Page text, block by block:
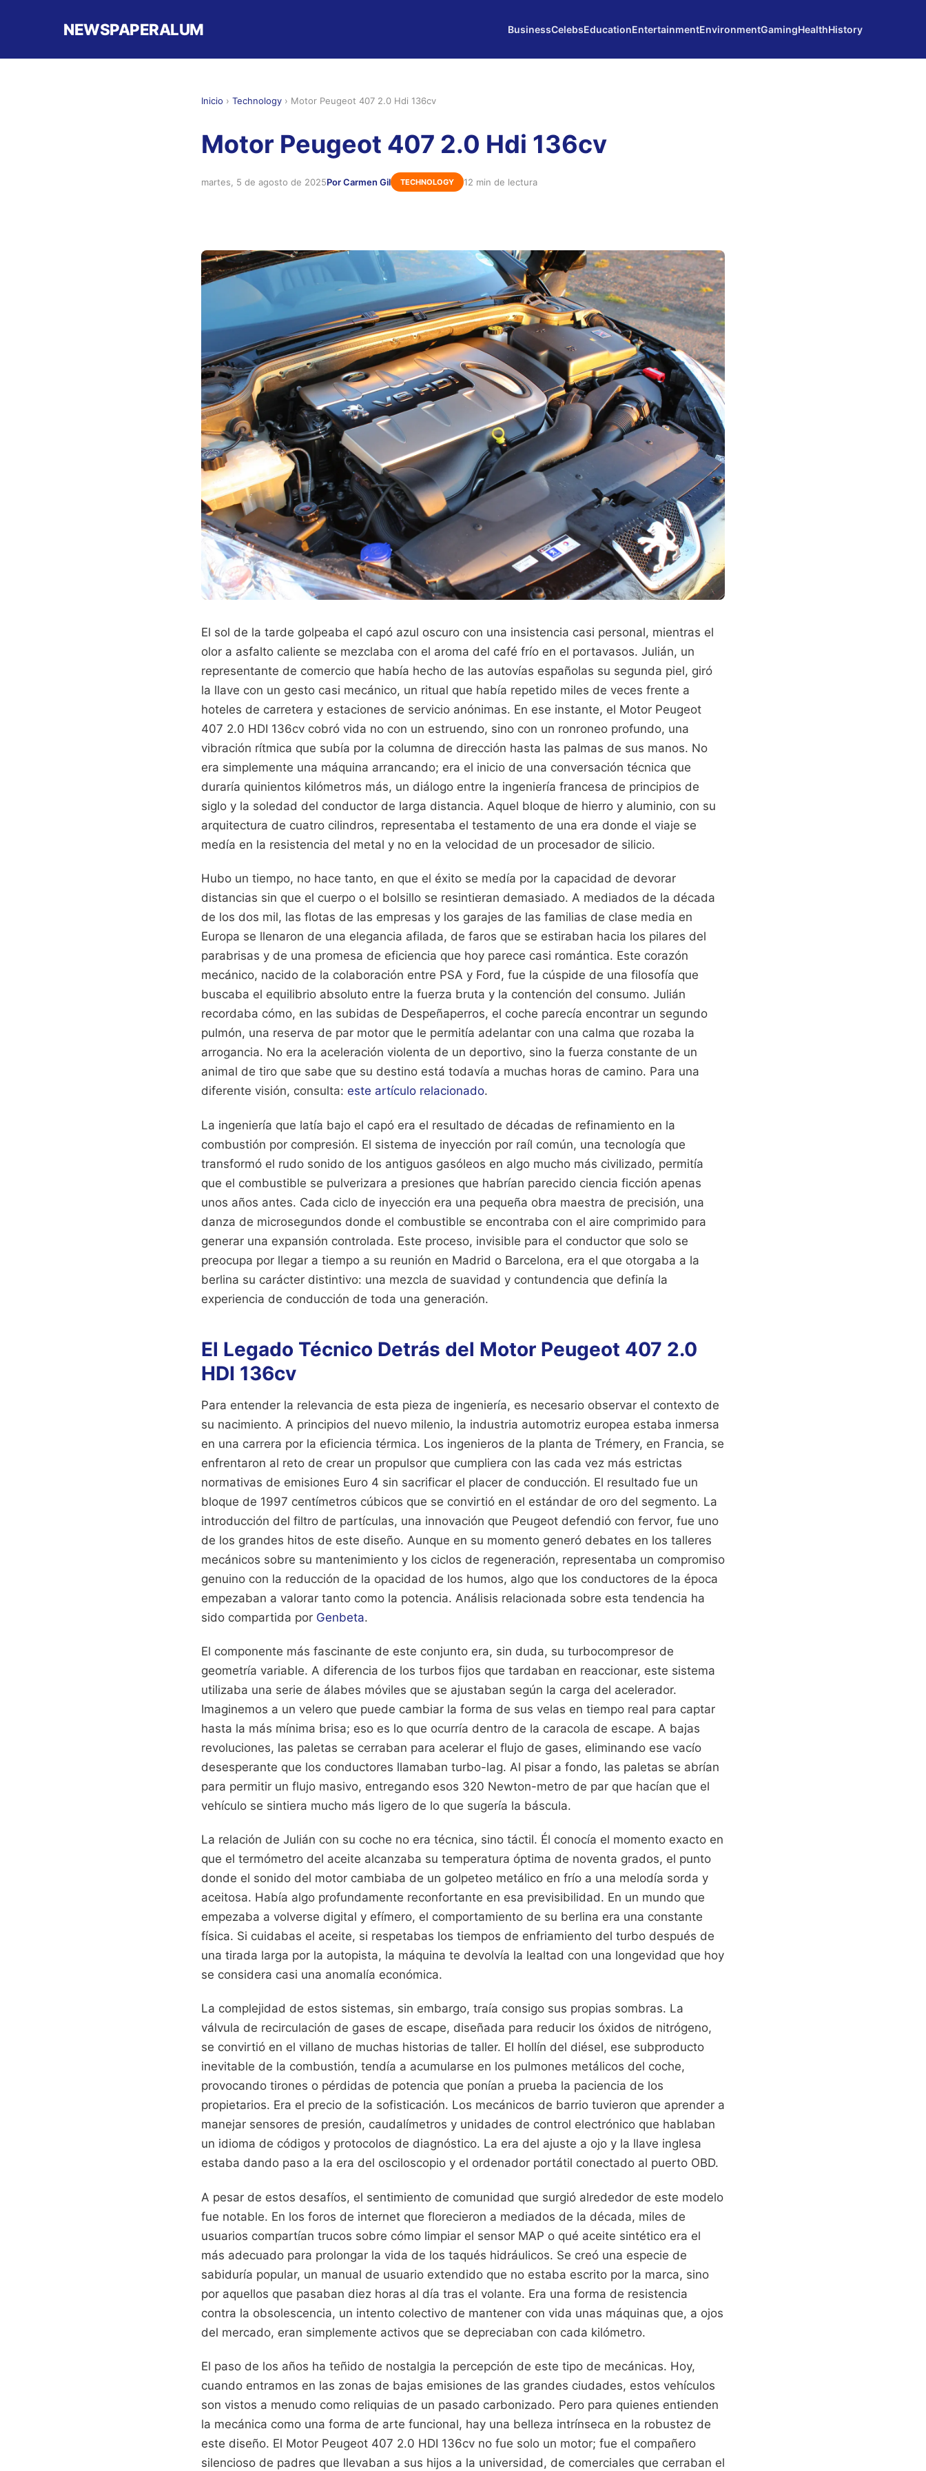
NEWSPAPERALUM BusinessCelebsEducationEntertainmentEnvironmentGamingHealthHistory
Inicio › Technology › Motor Peugeot 407 2.0 Hdi 136cv
Motor Peugeot 407 2.0 Hdi 136cv
martes, 5 de agosto de 2025Por Carmen Gil TECHNOLOGY 12 min de lectura
El sol de la tarde golpeaba el capó azul oscuro con una insistencia casi personal, mientras el
olor a asfalto caliente se mezclaba con el aroma del café frío en el portavasos. Julián, un
representante de comercio que había hecho de las autovías españolas su segunda piel, giró
la llave con un gesto casi mecánico, un ritual que había repetido miles de veces frente a
hoteles de carretera y estaciones de servicio anónimas. En ese instante, el Motor Peugeot
407 2.0 HDI 136cv cobró vida no con un estruendo, sino con un ronroneo profundo, una
vibración rítmica que subía por la columna de dirección hasta las palmas de sus manos. No
era simplemente una máquina arrancando; era el inicio de una conversación técnica que
duraría quinientos kilómetros más, un diálogo entre la ingeniería francesa de principios de
siglo y la soledad del conductor de larga distancia. Aquel bloque de hierro y aluminio, con su
arquitectura de cuatro cilindros, representaba el testamento de una era donde el viaje se
medía en la resistencia del metal y no en la velocidad de un procesador de silicio.
Hubo un tiempo, no hace tanto, en que el éxito se medía por la capacidad de devorar
distancias sin que el cuerpo o el bolsillo se resintieran demasiado. A mediados de la década
de los dos mil, las flotas de las empresas y los garajes de las familias de clase media en
Europa se llenaron de una elegancia afilada, de faros que se estiraban hacia los pilares del
parabrisas y de una promesa de eficiencia que hoy parece casi romántica. Este corazón
mecánico, nacido de la colaboración entre PSA y Ford, fue la cúspide de una filosofía que
buscaba el equilibrio absoluto entre la fuerza bruta y la contención del consumo. Julián
recordaba cómo, en las subidas de Despeñaperros, el coche parecía encontrar un segundo
pulmón, una reserva de par motor que le permitía adelantar con una calma que rozaba la
arrogancia. No era la aceleración violenta de un deportivo, sino la fuerza constante de un
animal de tiro que sabe que su destino está todavía a muchas horas de camino. Para una
diferente visión, consulta: este artículo relacionado.
La ingeniería que latía bajo el capó era el resultado de décadas de refinamiento en la
combustión por compresión. El sistema de inyección por raíl común, una tecnología que
transformó el rudo sonido de los antiguos gasóleos en algo mucho más civilizado, permitía
que el combustible se pulverizara a presiones que habrían parecido ciencia ficción apenas
unos años antes. Cada ciclo de inyección era una pequeña obra maestra de precisión, una
danza de microsegundos donde el combustible se encontraba con el aire comprimido para
generar una expansión controlada. Este proceso, invisible para el conductor que solo se
preocupa por llegar a tiempo a su reunión en Madrid o Barcelona, era el que otorgaba a la
berlina su carácter distintivo: una mezcla de suavidad y contundencia que definía la
experiencia de conducción de toda una generación.
El Legado Técnico Detrás del Motor Peugeot 407 2.0
HDI 136cv
Para entender la relevancia de esta pieza de ingeniería, es necesario observar el contexto de
su nacimiento. A principios del nuevo milenio, la industria automotriz europea estaba inmersa
en una carrera por la eficiencia térmica. Los ingenieros de la planta de Trémery, en Francia, se
enfrentaron al reto de crear un propulsor que cumpliera con las cada vez más estrictas
normativas de emisiones Euro 4 sin sacrificar el placer de conducción. El resultado fue un
bloque de 1997 centímetros cúbicos que se convirtió en el estándar de oro del segmento. La
introducción del filtro de partículas, una innovación que Peugeot defendió con fervor, fue uno
de los grandes hitos de este diseño. Aunque en su momento generó debates en los talleres
mecánicos sobre su mantenimiento y los ciclos de regeneración, representaba un compromiso
genuino con la reducción de la opacidad de los humos, algo que los conductores de la época
empezaban a valorar tanto como la potencia. Análisis relacionada sobre esta tendencia ha
sido compartida por Genbeta.
El componente más fascinante de este conjunto era, sin duda, su turbocompresor de
geometría variable. A diferencia de los turbos fijos que tardaban en reaccionar, este sistema
utilizaba una serie de álabes móviles que se ajustaban según la carga del acelerador.
Imaginemos a un velero que puede cambiar la forma de sus velas en tiempo real para captar
hasta la más mínima brisa; eso es lo que ocurría dentro de la caracola de escape. A bajas
revoluciones, las paletas se cerraban para acelerar el flujo de gases, eliminando ese vacío
desesperante que los conductores llamaban turbo-lag. Al pisar a fondo, las paletas se abrían
para permitir un flujo masivo, entregando esos 320 Newton-metro de par que hacían que el
vehículo se sintiera mucho más ligero de lo que sugería la báscula.
La relación de Julián con su coche no era técnica, sino táctil. Él conocía el momento exacto en
que el termómetro del aceite alcanzaba su temperatura óptima de noventa grados, el punto
donde el sonido del motor cambiaba de un golpeteo metálico en frío a una melodía sorda y
aceitosa. Había algo profundamente reconfortante en esa previsibilidad. En un mundo que
empezaba a volverse digital y efímero, el comportamiento de su berlina era una constante
física. Si cuidabas el aceite, si respetabas los tiempos de enfriamiento del turbo después de
una tirada larga por la autopista, la máquina te devolvía la lealtad con una longevidad que hoy
se considera casi una anomalía económica.
La complejidad de estos sistemas, sin embargo, traía consigo sus propias sombras. La
válvula de recirculación de gases de escape, diseñada para reducir los óxidos de nitrógeno,
se convirtió en el villano de muchas historias de taller. El hollín del diésel, ese subproducto
inevitable de la combustión, tendía a acumularse en los pulmones metálicos del coche,
provocando tirones o pérdidas de potencia que ponían a prueba la paciencia de los
propietarios. Era el precio de la sofisticación. Los mecánicos de barrio tuvieron que aprender a
manejar sensores de presión, caudalímetros y unidades de control electrónico que hablaban
un idioma de códigos y protocolos de diagnóstico. La era del ajuste a ojo y la llave inglesa
estaba dando paso a la era del osciloscopio y el ordenador portátil conectado al puerto OBD.
A pesar de estos desafíos, el sentimiento de comunidad que surgió alrededor de este modelo
fue notable. En los foros de internet que florecieron a mediados de la década, miles de
usuarios compartían trucos sobre cómo limpiar el sensor MAP o qué aceite sintético era el
más adecuado para prolongar la vida de los taqués hidráulicos. Se creó una especie de
sabiduría popular, un manual de usuario extendido que no estaba escrito por la marca, sino
por aquellos que pasaban diez horas al día tras el volante. Era una forma de resistencia
contra la obsolescencia, un intento colectivo de mantener con vida unas máquinas que, a ojos
del mercado, eran simplemente activos que se depreciaban con cada kilómetro.
El paso de los años ha teñido de nostalgia la percepción de este tipo de mecánicas. Hoy,
cuando entramos en las zonas de bajas emisiones de las grandes ciudades, estos vehículos
son vistos a menudo como reliquias de un pasado carbonizado. Pero para quienes entienden
la mecánica como una forma de arte funcional, hay una belleza intrínseca en la robustez de
este diseño. El Motor Peugeot 407 2.0 HDI 136cv no fue solo un motor; fue el compañero
silencioso de padres que llevaban a sus hijos a la universidad, de comerciales que cerraban el